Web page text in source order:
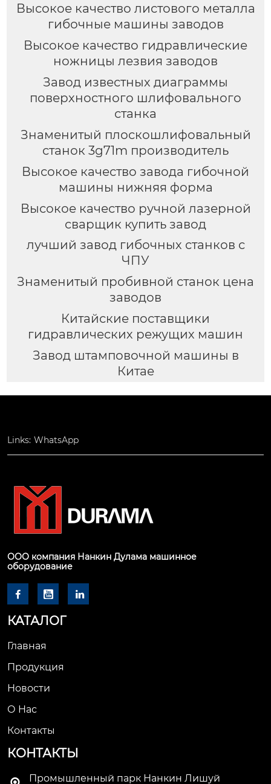
Высокое качество листового металла
гибочные машины заводов
Высокое качество гидравлические
ножницы лезвия заводов
Завод известных диаграммы
поверхностного шлифовального
станка
Знаменитый плоскошлифовальный
станок 3g71m производитель
Высокое качество завода гибочной
машины нижняя форма
Высокое качество ручной лазерной
сварщик купить завод
лучший завод гибочных станков с
ЧПУ
Знаменитый пробивной станок цена
заводов
Китайские поставщики
гидравлических режущих машин
Завод штамповочной машины в
Китае
Links: WhatsApp
ООО компания Нанкин Дулама машинное
оборудование
  
КАТАЛОГ
Главная
Продукция
Новости
О Hас
Контакты
КОНТАКТЫ
Промышленный парк Нанкин Лишуй